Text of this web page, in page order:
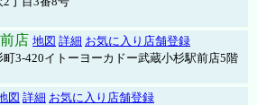
店 地図 詳細 お気に入り店舗登録
3-420イトーヨーカドー武蔵小杉駅前店5階
図 詳細 お気に入り店舗登録